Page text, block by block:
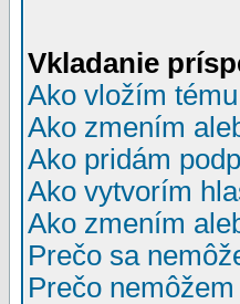
Vkladanie
Ako vložím
Ako zmením
Ako pridám
Ako vytvorím
Ako zmením
Prečo sa
Prečo